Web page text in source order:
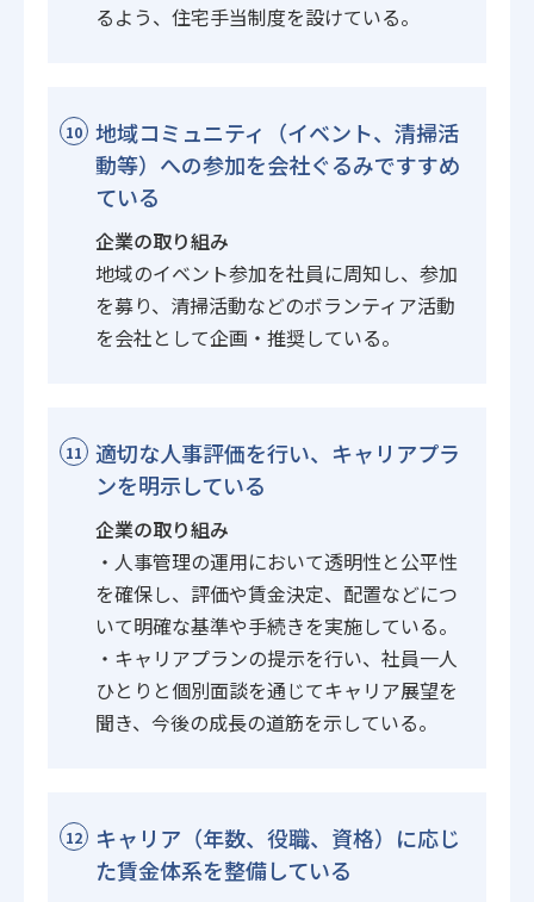
るよう、住宅手当制度を設けている。
10
地域コミュニティ（イベント、清掃活
動等）への参加を会社ぐるみですすめ
ている
企業の取り組み
地域のイベント参加を社員に周知し、参加
を募り、清掃活動などのボランティア活動
を会社として企画・推奨している。
11
適切な人事評価を行い、キャリアプラ
ンを明示している
企業の取り組み
・人事管理の運用において透明性と公平性
を確保し、評価や賃金決定、配置などにつ
いて明確な基準や手続きを実施している。
・キャリアプランの提示を行い、社員一人
ひとりと個別面談を通じてキャリア展望を
聞き、今後の成長の道筋を示している。
12
キャリア（年数、役職、資格）に応じ
た賃金体系を整備している